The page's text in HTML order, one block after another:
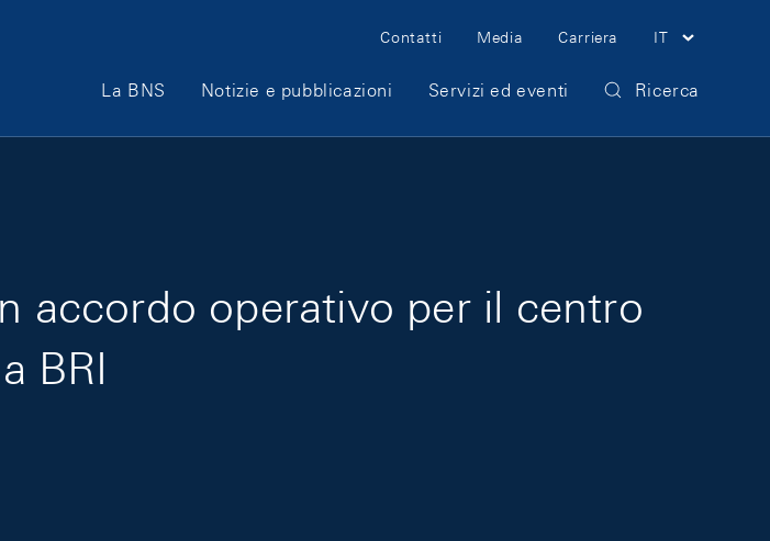
Meta Navigation
Contatti Media Carriera IT
Main Navigation
La BNS Notizie e pubblicazioni Servizi ed eventi Ricerca
accordo operativo per il centro
BRI